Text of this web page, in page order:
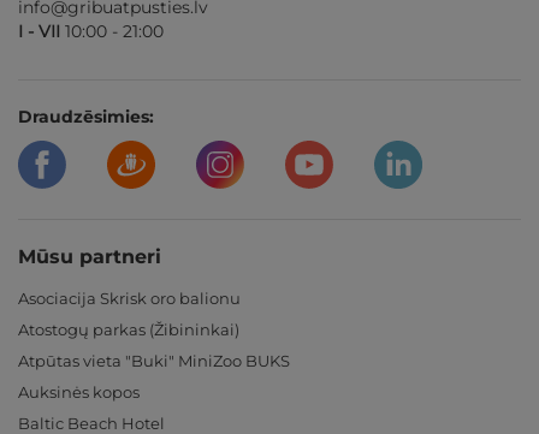
info@gribuatpusties.lv
I - VII 10:00 - 21:00
Draudzēsimies:
Mūsu partneri
Asociacija Skrisk oro balionu
Atostogų parkas (Žibininkai)
Atpūtas vieta "Buki" MiniZoo BUKS
Auksinės kopos
Baltic Beach Hotel